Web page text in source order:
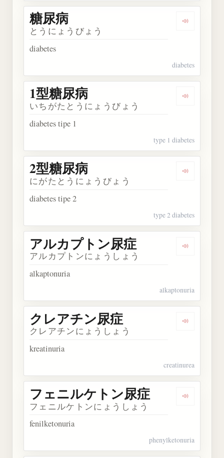
Dengarkan
糖尿病
とうにょうびょう
diabetes
diabetes
Dengarkan
1型糖尿病
いちがたとうにょうびょう
diabetes tipe 1
type 1 diabetes
Dengarkan
2型糖尿病
にがたとうにょうびょう
diabetes tipe 2
type 2 diabetes
Dengarkan
アルカプトン尿症
アルカプトンにょうしょう
alkaptonuria
alkaptonuria
Dengarkan
クレアチン尿症
クレアチンにょうしょう
kreatinuria
creatinurea
フェニルケトン尿症
フェニルケトンにょうしょう
fenilketonuria
phenylketonuria